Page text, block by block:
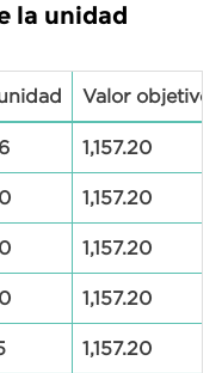
la unidad
Valor objetivo
1,157.20
1,157.20
1,157.20
1,157.20
1,157.20